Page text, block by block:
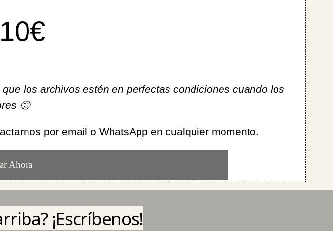
los archivos estén en perfectas condiciones cuando los
🙂
por email o WhatsApp en cualquier momento.
Ahora
¡Escríbenos!